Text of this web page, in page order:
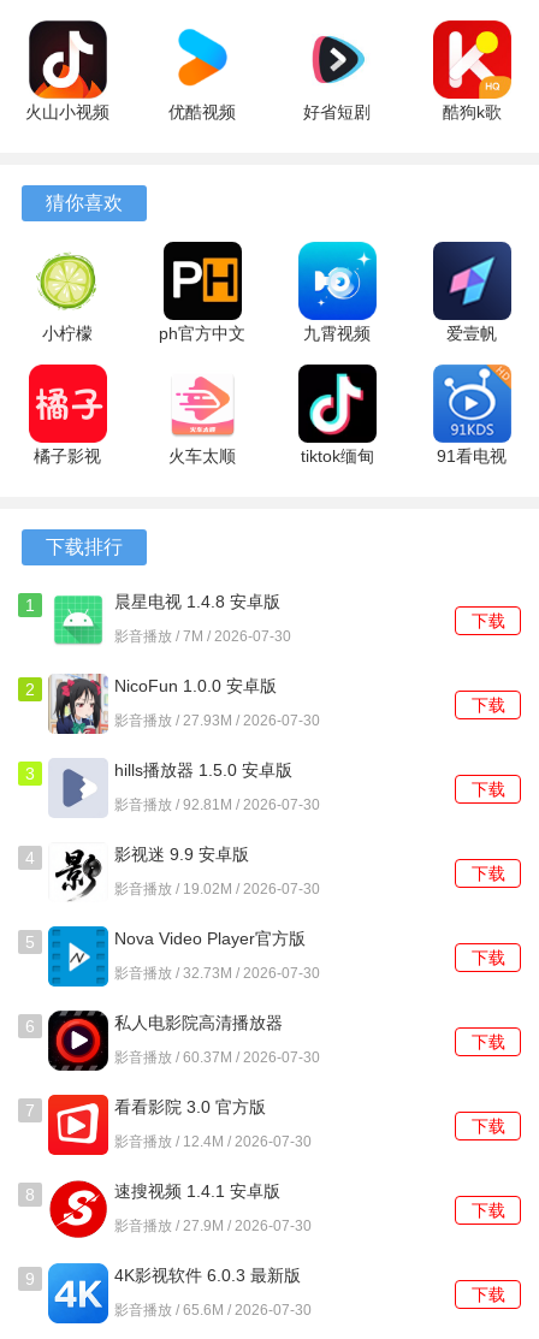
1、向上滑动屏幕可以直接切换到下一部推荐内容，这个动作
与浏览短视频的习惯一致。
2、软件内设有围绕具体剧集的讨论板块，观众可以发表看法
或查看其他人的评论。
3、播放记录和收藏列表会在登录账号后自动同步，更换设备
后可以上次的进度观看。
1、首页会根据历史观看偏好展示不同的剧集海报，每次刷新
都可能出现新的推荐内容。
2、在剧集详情页，可以找到按题材、更新时间和热度排序的
多种筛选条件进行查找。
3、全屏播放时，可以从侧边栏手动选择从流畅到高清等不同
级别的画面清晰度。
4、关注某部连载剧集后，当有新内容发布时，软件主界面会
有相应的提示信息出现。
剧多多Live怎么使用？
推荐，直接点击海报即可开始播放。
演员名字后，结果列表会即时显示。
节音量、亮度以及切换播放集数。
的收藏按钮，之后在我的收藏里查找。
后可以输入并发送实时评论。
2.27.3 最新
版
39.8.0 安卓
版
8.6.6.2 最
新版
火山小视频
版
优酷视频
好省短剧
酷狗k歌
猜你喜欢
小柠檬
2.0.9 安卓
版
ph官方中文
新版
九霄视频
1.1.0 安卓
爱壹帆
1.7.8 最新
版
橘子影视
火车太顺
tiktok缅甸
91看电视
下载排行
1 晨星电视 1.4.8 安卓版
影音播放 / 7M / 2026-07-30
下载
2 NicoFun 1.0.0 安卓版
影音播放 / 27.93M / 2026-07-30
下载
3 hills播放器 1.5.0 安卓版
影音播放 / 92.81M / 2026-07-30
下载
4 影视迷 9.9 安卓版
影音播放 / 19.02M / 2026-07-30
下载
5
Nova Video Player官方版
6.4.28 6.4.28-
影音播放 / 32.73M / 2026-07-30
下载
6
私人电影院高清播放器
1.0.15.1001 安卓版
影音播放 / 60.37M / 2026-07-30
下载
7 看看影院 3.0 官方版
影音播放 / 12.4M / 2026-07-30
下载
8 速搜视频 1.4.1 安卓版
影音播放 / 27.9M / 2026-07-30
下载
9 4K影视软件 6.0.3 最新版
影音播放 / 65.6M / 2026-07-30
下载